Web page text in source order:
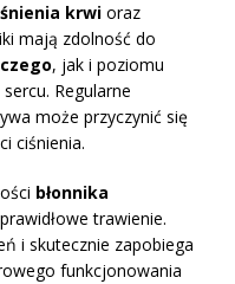
krwi oraz
mają zdolność do
, jak i poziomu
Regularne
może przyczynić się
ciśnienia.
błonnika
trawienie.
i skutecznie zapobiega
funkcjonowania